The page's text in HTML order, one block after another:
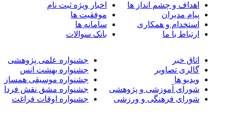
اهداف و چشم انداز ها
پیام مدیران
استخدام و همکاری
ارتباط با ما
اخبار ویژه ثبت نام
موفقیت ها
سامانه ها
بانک سوالات
اتاق خبر
گالری تصاویر
ویدیو ها
شورای آموزشی و پژوهشی
شورای فرهنگی و ورزشی
جشنواره علمی پژوهشی
جشنواره بهشت انس
جشنواره موسیقی همساز
جشنواره مشق نقش فردا
جشنواره اوقات فراغت